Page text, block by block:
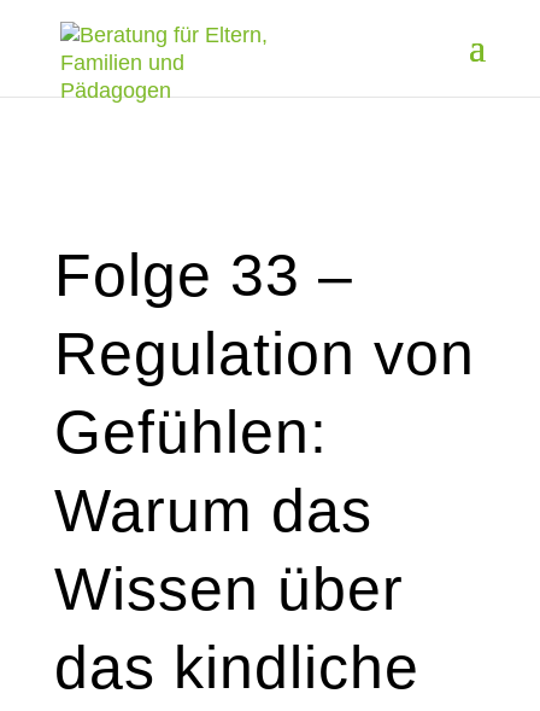
Folge 33 –
Regulation von
Gefühlen:
Warum das
Wissen über
das kindliche